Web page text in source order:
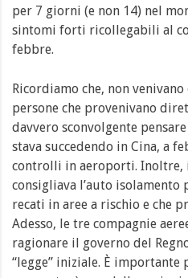
per 7 giorni (e non 14) nel
sintomi forti ricollegabili al
febbre.
Ricordiamo che, non
persone che provenivano
davvero sconvolgente
stava succedendo in Cina, a
controlli in aeroporti. Inoltre,
consigliava l’auto
recati in aree a rischio e che
Adesso, le tre compagnie
ragionare il governo del
“legge” iniziale. È importante